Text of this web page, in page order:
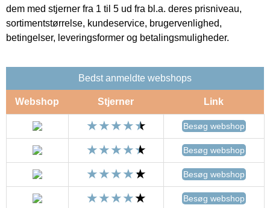
dem med stjerner fra 1 til 5 ud fra bl.a. deres prisniveau,
sortimentstørrelse, kundeservice, brugervenlighed,
betingelser, leveringsformer og betalingsmuligheder.
Bedst anmeldte webshops
Webshop Stjerner Link
Besøg webshop
Besøg webshop
Besøg webshop
Besøg webshop